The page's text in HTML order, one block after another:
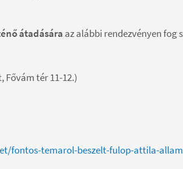
átadására az alábbi rendezvényen fog
Fővám tér 11-12.)
fontos-temarol-beszelt-fulop-attila-